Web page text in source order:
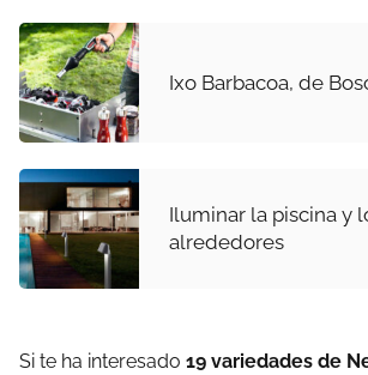
Ixo Barbacoa, de
Iluminar la piscina y
alrededores
Si te ha interesado 19 variedades de